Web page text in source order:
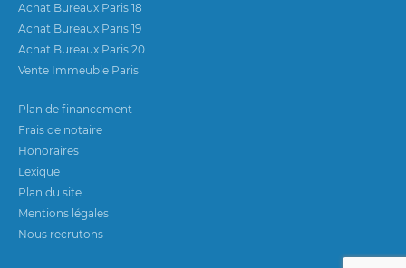
Achat Bureaux Paris 18
Achat Bureaux Paris 19
Achat Bureaux Paris 20
Vente Immeuble Paris
Plan de financement
Frais de notaire
Honoraires
Lexique
Plan du site
Mentions légales
Nous recrutons